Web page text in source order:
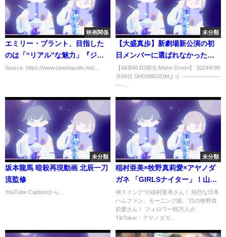
映画関係
エミリー・ブラント、目指した
のは「“リアル”な魅力」『ジャ
ングル・クルーズ』撮影秘話明
Source: https://www.cinemacafe.net/...
未分類
【大盛真歩】新劇場新公演の初
日メンバーに選ばれなかった気
持ちを話そうとするが、自分の
力不足の自覚があるなかでファ
への申し訳なさから思わず涙す
る/AKB48
【AKB48 D3期生/Maho Omori】 2024年09
月04日 SHOWROOMより -------------------
----...
未分類
坂本龍馬 暗殺再現動画 北辰一刀
流監修
YouTube Captureから...
未分類
稲村亜美×牧野真莉愛×アヤノダ
ガネ 「GIRLSナイター」！山田
久志と野球女子会SP【CBCテレ
ビ野球中継 6月23日中日×阪神 副
音声】
神スイング”の稲村亜美さん！ 熱烈な日本
ハムファン、モーニング娘。'21の牧野真
莉愛さん！ フォロワー85万人の
TikToker・アヤノダガ...